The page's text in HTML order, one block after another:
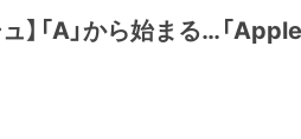
】「A」から始まる…「Apple